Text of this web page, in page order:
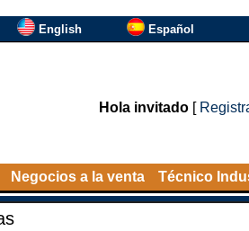
English Español
Hola invitado[
Negocios a la venta Técnico